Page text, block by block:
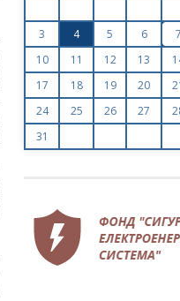
Петкова: Устойчивото
на икономиката е
без анализ на
се в сектор Енергетика
3
4 5 6 7
10
11 12 13
17
18 19 20
24
25 26 27
31